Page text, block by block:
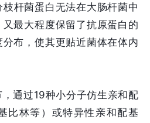
杆菌蛋白无法在大肠杆菌中
最大程度保留了抗原蛋白的
布，使其更贴近菌体在体内
，通过19种小分子仿生亲和配
比林等）或特异性亲和配基